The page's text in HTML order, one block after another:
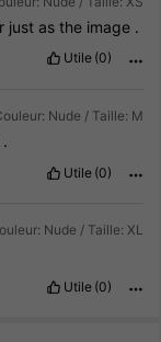
just asthe image .
Utile (0)
Nude / Taille: M
.
Utile (0)
Nude / Taille: XL
Utile (0)